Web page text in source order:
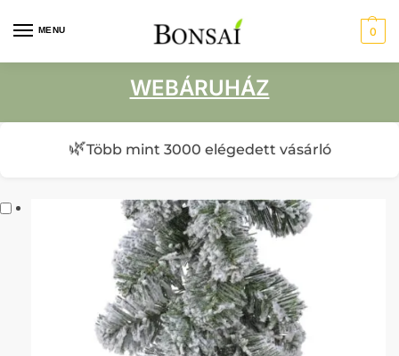
MENU 0
WEBÁRUHÁZ
🌿Több mint 3000 elégedett vásárló